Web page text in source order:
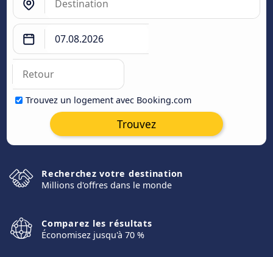
Trouvez un logement avec Booking.com
Trouvez
Recherchez votre destination
Millions d'offres dans le monde
Comparez les résultats
Économisez jusqu'à 70 %